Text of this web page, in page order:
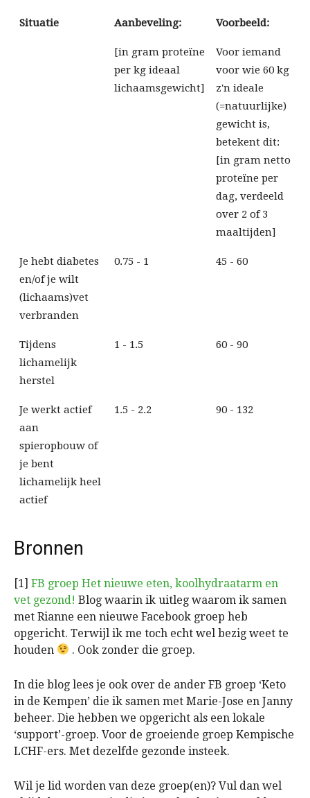
Situatie Aanbeveling: Voorbeeld:
[in gram proteïne
per kg ideaal
lichaamsgewicht]
Voor iemand
voor wie 60 kg
z'n ideale
(=natuurlijke)
gewicht is,
betekent dit:
[in gram netto
proteïne per
dag, verdeeld
over 2 of 3
maaltijden]
Je hebt diabetes
en/of je wilt
(lichaams)vet
verbranden
0.75 - 1 45 - 60
Tijdens
lichamelijk
herstel
1 - 1.5 60 - 90
Je werkt actief
aan
spieropbouw of
je bent
lichamelijk heel
actief
1.5 - 2.2 90 - 132
Bronnen
[1] FB groep Het nieuwe eten, koolhydraatarm en
vet gezond! Blog waarin ik uitleg waarom ik samen
met Rianne een nieuwe Facebook groep heb
opgericht. Terwijl ik me toch echt wel bezig weet te
houden
. Ook zonder die groep.
In die blog lees je ook over de ander FB groep ‘Keto
in de Kempen’ die ik samen met Marie-Jose en Janny
beheer. Die hebben we opgericht als een lokale
‘support’-groep. Voor de groeiende groep Kempische
LCHF-ers. Met dezelfde gezonde insteek.
Wil je lid worden van deze groep(en)? Vul dan wel